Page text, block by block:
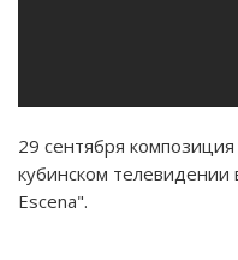
29 сентября
кубинском телевидении
Escena".